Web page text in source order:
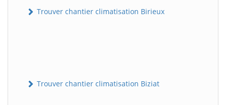
Trouver chantier climatisation Birieux
Trouver chantier climatisation Biziat